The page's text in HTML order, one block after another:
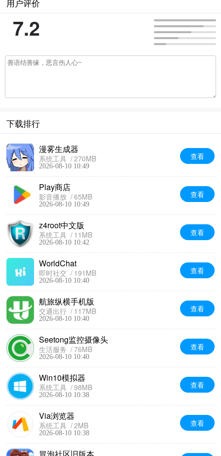
用户评价
7.2
下载排行
漫雾生成器
系统工具 270MB
2026-08-10 10:49
查看
Play商店
影音播放 65MB
2026-08-10 10:49
查看
z4root中文版
系统工具 11MB
2026-08-10 10:42
查看
WorldChat
即时社交 191MB
2026-08-10 10:40
查看
航旅纵横手机版
交通出行 117MB
2026-08-10 10:40
查看
Seetong监控摄像头
生活服务 76MB
2026-08-10 10:40
查看
Win10模拟器
系统工具 98MB
2026-08-10 10:38
查看
Via浏览器
系统工具 2MB
2026-08-10 10:38
查看
冒泡社区旧版本